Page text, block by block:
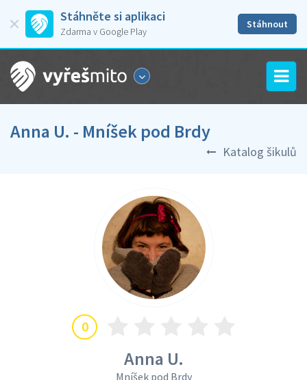
Stáhněte si aplikaci
Zdarma v Google Play
Stáhnout
Anna U. - Mníšek pod Brdy
Katalog šikulů
0
Anna U.
Mníšek pod Brdy